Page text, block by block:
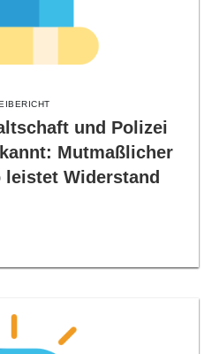
und Polizei
Mutmaßlicher
Widerstand